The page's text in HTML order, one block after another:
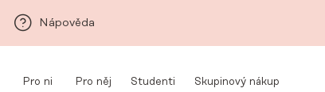
Nápověda
Pro ni Pro něj Studenti Skupinový nákup